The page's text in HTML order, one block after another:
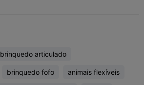
brinquedo articulado
brinquedo fofo animais flexíveis